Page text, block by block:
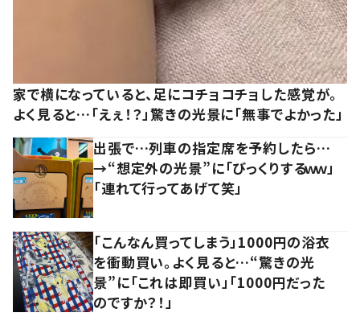
家で横になっていると、足にコチョコチョした感覚が。
よく見ると…「えぇ！？」驚きの光景に「無事でよかった」
出張で…列車の指定席を予約したら…
→“想定外の光景”に「びっくりするｗｗ」
「連れて行ってあげて笑」
「こんなん買ってしまう」1000円の浴衣
を衝動買い。よく見ると…“驚きの光
景”に「これは即買い」「1000円だった
のですか？！」